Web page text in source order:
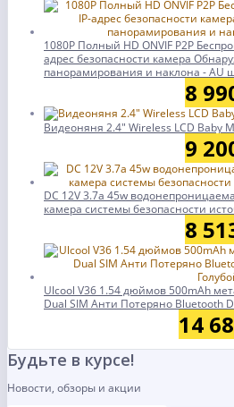
1080P Полный HD ONVIF P2P
адрес безопасности камера
панорамирования и наклона - AU
8
Видеоняня 2.4" Wireless LCD Baby
9
DC 12V 3.7а 45w
камера системы безопасности
8
Ulcool V36 1.54 дюймов 500mAh
Dual SIM Анти Потеряно Bluetooth
14
Будьте в курсе!
Новости, обзоры и акции